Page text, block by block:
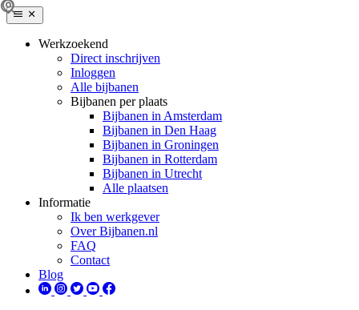
Werkzoekend
Direct inschrijven
Inloggen
Alle bijbanen
Bijbanen per plaats
Bijbanen in Amsterdam
Bijbanen in Den Haag
Bijbanen in Groningen
Bijbanen in Rotterdam
Bijbanen in Utrecht
Alle plaatsen
Informatie
Ik ben werkgever
Over Bijbanen.nl
FAQ
Contact
Blog